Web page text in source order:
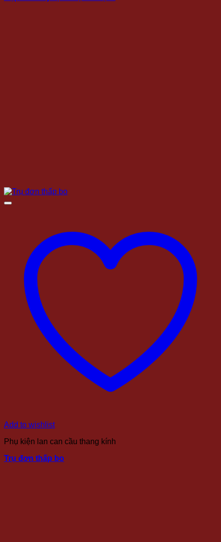
Add to wishlist
Phụ kiện lan can cầu thang kính
Trụ đơn thấp bo